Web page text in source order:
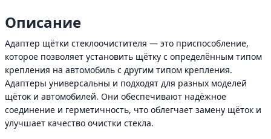
Описание
Адаптер щётки стеклоочистителя — это приспособление,
которое позволяет установить щётку с определённым типом
крепления на автомобиль с другим типом крепления.
Адаптеры универсальны и подходят для разных моделей
щёток и автомобилей. Они обеспечивают надёжное
соединение и герметичность, что облегчает замену щёток и
улучшает качество очистки стекла.